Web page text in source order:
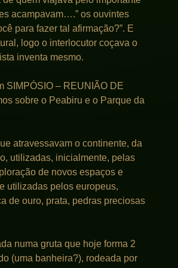
acampavam….” os ouvintes
para fazer tal afirmação?”. E
logo o interlocutor coçava o
inventa mesmo.
SIMPÓSIO – REUNIÃO DE
sobre o Peabiru e o Parque da
atravessavam o continente, da
utilizadas, inicialmente, pelas
de novos espaços e
utilizadas pelos europeus,
de ouro, prata, pedras preciosas
numa gruta que hoje forma 2
(uma banheira?), rodeada por